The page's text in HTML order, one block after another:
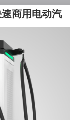
商用电动汽